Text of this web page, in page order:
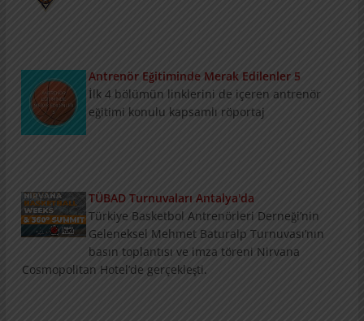
Antrenör Eğitiminde Merak Edilenler 5
İlk 4 bölümün linklerini de içeren antrenör
eğitimi konulu kapsamlı röportaj
TÜBAD Turnuvaları Antalya'da
Türkiye Basketbol Antrenörleri Derneği’nin
Geleneksel Mehmet Baturalp Turnuvası’nın
basın toplantısı ve imza töreni Nirvana
Cosmopolitan Hotel’de gerçekleşti.